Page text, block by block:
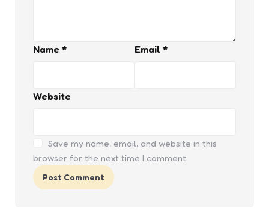
Name * Email *
Website
Save my name, email, and website in this
browser for the next time I comment.